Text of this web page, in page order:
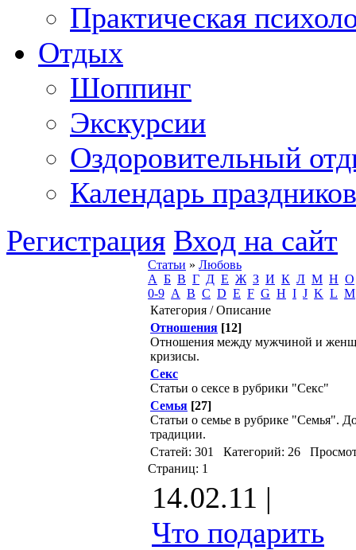
Практическая
Отдых
Шоппинг
Экскурсии
Оздоровительный
Календарь праздников
Регистрация Вход на сайт
Статьи » Любовь
А Б В Г Д Е Ж З И К Л М Н О
0-9 A B C D E F G H I J K L M
Категория / Описание
Отношения [12]
Отношения между мужчиной и
кризисы.
Секс
Статьи о сексе в рубрики "Секс"
Семья [27]
Статьи о семье в рубрике "Семья".
традиции.
Статей: 301 Категорий: 26
Страниц: 1
14.02.11 |
Что подарить